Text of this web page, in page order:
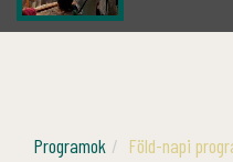
Programok Föld-napi